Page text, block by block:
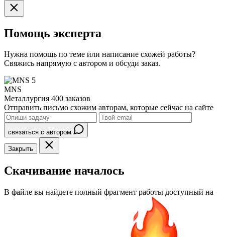
Помощь эксперта
Нужна помощь по теме или написание схожей работы?
Свяжись напрямую с автором и обсуди заказ.
5
MNS
Металлургия 400 заказов
Отправить письмо схожим авторам, которые сейчас на сайте
связаться с автором
Закрыть
Скачивание началось
В файле вы найдете полный фрагмент работы доступный на